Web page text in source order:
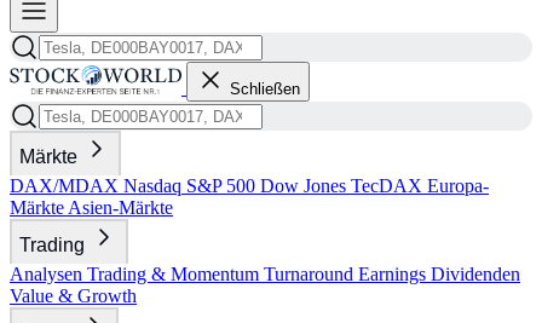
Schließen
Märkte
DAX/MDAX Nasdaq S&P 500 Dow Jones TecDAX Europa-
Märkte Asien-Märkte
Trading
Analysen Trading & Momentum Turnaround Earnings Dividenden
Value & Growth